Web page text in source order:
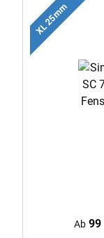
XL 25 mm
Ab 99